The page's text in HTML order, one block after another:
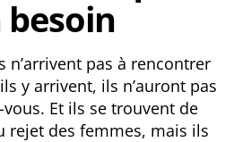
n’arrivent pas à rencontrer
y arrivent, ils n’auront pas
Et ils se trouvent de
rejet des femmes, mais ils